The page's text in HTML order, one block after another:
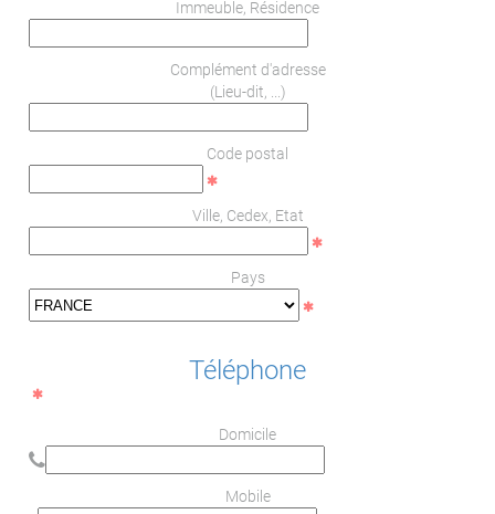
Immeuble, Résidence
Complément d'adresse
(Lieu-dit, ...)
Code postal
Ville, Cedex, Etat
Pays
Téléphone
Domicile
Mobile